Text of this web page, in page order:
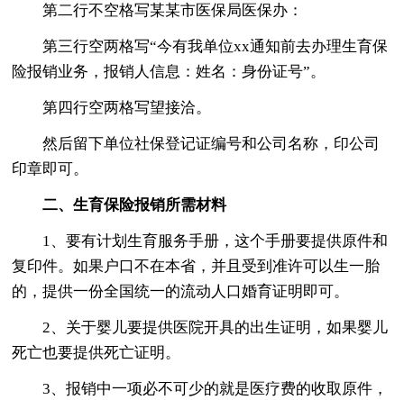
第二行不空格写某某市医保局医保办：
第三行空两格写“今有我单位xx通知前去办理生育保
险报销业务，报销人信息：姓名：身份证号”。
第四行空两格写望接洽。
然后留下单位社保登记证编号和公司名称，印公司
印章即可。
二、生育保险报销所需材料
1、要有计划生育服务手册，这个手册要提供原件和
复印件。如果户口不在本省，并且受到准许可以生一胎
的，提供一份全国统一的流动人口婚育证明即可。
2、关于婴儿要提供医院开具的出生证明，如果婴儿
死亡也要提供死亡证明。
3、报销中一项必不可少的就是医疗费的收取原件，